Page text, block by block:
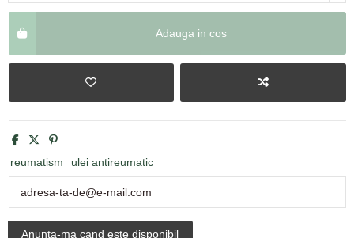
Adauga in cos
reumatism ulei antireumatic